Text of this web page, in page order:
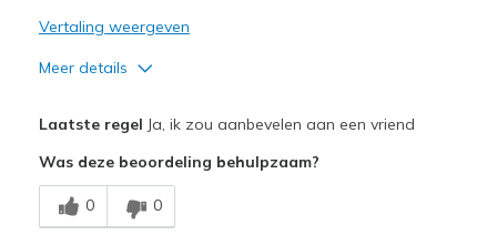
Vertaling weergeven
Meer details
Comfortable
Durable
Laatste regel Ja, ik zou aanbevelen aan een vriend
Was deze beoordeling behulpzaam?
0 0